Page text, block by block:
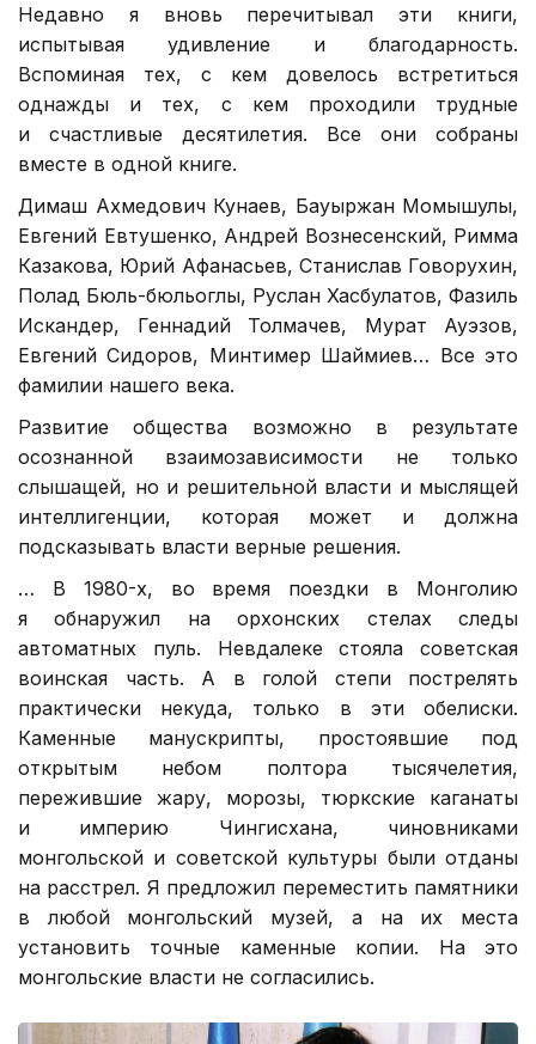
Недавно я вновь перечитывал эти книги,
испытывая удивление и благодарность.
Вспоминая тех, с кем довелось встретиться
однажды и тех, с кем проходили трудные
и счастливые десятилетия. Все они собраны
вместе в одной книге.
Димаш Ахмедович Кунаев, Бауыржан Момышулы,
Евгений Евтушенко, Андрей Вознесенский, Римма
Казакова, Юрий Афанасьев, Станислав Говорухин,
Полад Бюль-бюльоглы, Руслан Хасбулатов, Фазиль
Искандер, Геннадий Толмачев, Мурат Ауэзов,
Евгений Сидоров, Минтимер Шаймиев… Все это
фамилии нашего века.
Развитие общества возможно в результате
осознанной взаимозависимости не только
слышащей, но и решительной власти и мыслящей
интеллигенции, которая может и должна
подсказывать власти верные решения.
… В 1980-х, во время поездки в Монголию
я обнаружил на орхонских стелах следы
автоматных пуль. Невдалеке стояла советская
воинская часть. А в голой степи пострелять
практически некуда, только в эти обелиски.
Каменные манускрипты, простоявшие под
открытым небом полтора тысячелетия,
пережившие жару, морозы, тюркские каганаты
и империю Чингисхана, чиновниками
монгольской и советской культуры были отданы
на расстрел. Я предложил переместить памятники
в любой монгольский музей, а на их места
установить точные каменные копии. На это
монгольские власти не согласились.